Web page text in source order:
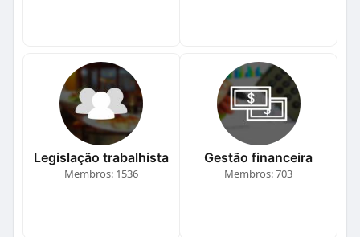
Legislação trabalhista
Membros: 1536
Gestão financeira
Membros: 703